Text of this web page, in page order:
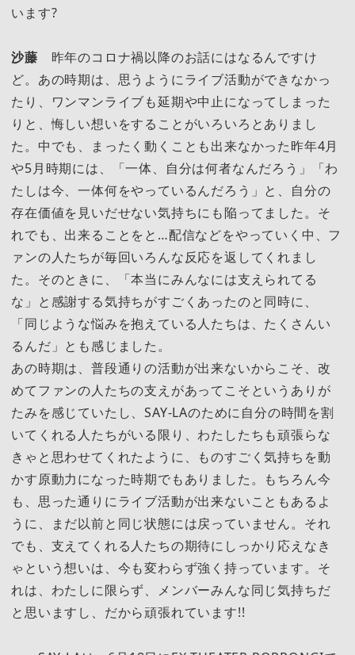
います?
沙藤 昨年のコロナ禍以降のお話にはなるんですけ
ど。あの時期は、思うようにライブ活動ができなかっ
たり、ワンマンライブも延期や中止になってしまった
りと、悔しい想いをすることがいろいろとありまし
た。中でも、まったく動くことも出来なかった昨年4月
や5月時期には、「一体、自分は何者なんだろう」「わ
たしは今、一体何をやっているんだろう」と、自分の
存在価値を見いだせない気持ちにも陥ってました。そ
れでも、出来ることをと…配信などをやっていく中、フ
ァンの人たちが毎回いろんな反応を返してくれまし
た。そのときに、「本当にみんなには支えられてる
な」と感謝する気持ちがすごくあったのと同時に、
「同じような悩みを抱えている人たちは、たくさんい
るんだ」とも感じました。
あの時期は、普段通りの活動が出来ないからこそ、改
めてファンの人たちの支えがあってこそというありが
たみを感じていたし、SAY-LAのために自分の時間を割
いてくれる人たちがいる限り、わたしたちも頑張らな
きゃと思わせてくれたように、ものすごく気持ちを動
かす原動力になった時期でもありました。もちろん今
も、思った通りにライブ活動が出来ないこともあるよ
うに、まだ以前と同じ状態には戻っていません。それ
でも、支えてくれる人たちの期待にしっかり応えなき
ゃという想いは、今も変わらず強く持っています。そ
れは、わたしに限らず、メンバーみんな同じ気持ちだ
と思いますし、だから頑張れています!!